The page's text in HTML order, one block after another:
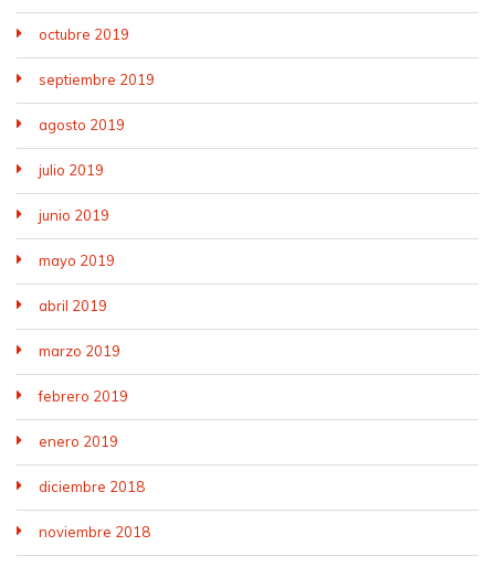
octubre 2019
septiembre 2019
agosto 2019
julio 2019
junio 2019
mayo 2019
abril 2019
marzo 2019
febrero 2019
enero 2019
diciembre 2018
noviembre 2018